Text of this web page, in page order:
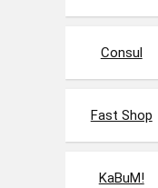
Consul
Fast Shop
KaBuM!